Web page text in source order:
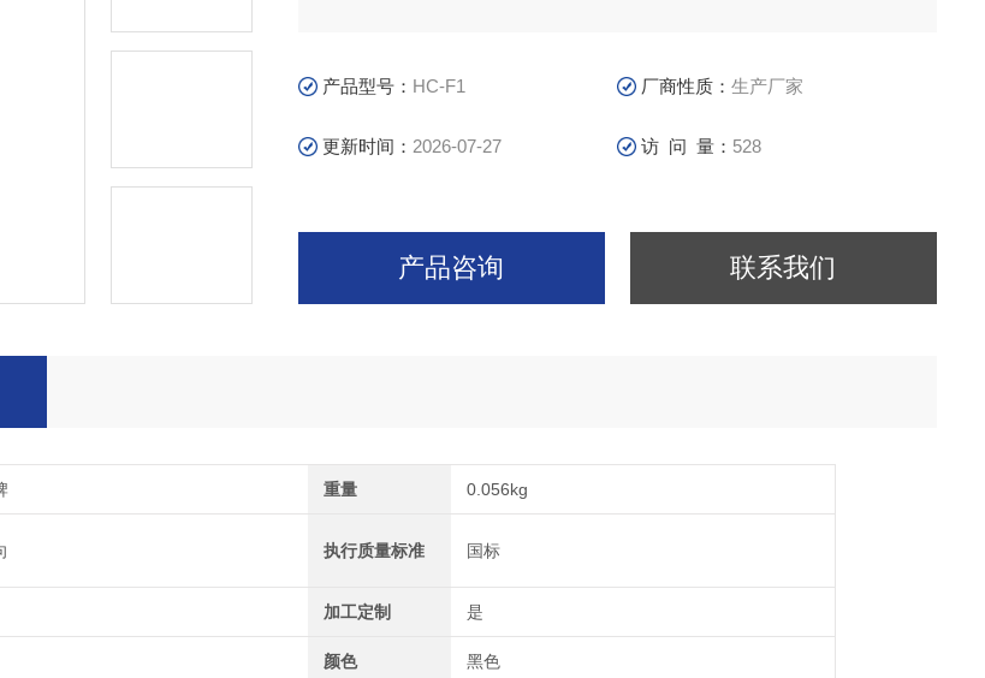
产品型号： HC-F1 厂商性质：生产厂家
更新时间： 2026-07-27 访 问 量： 528
产品咨询 联系我们
重量 0.056kg
执行质量标准 国标
加工定制 是
颜色 黑色